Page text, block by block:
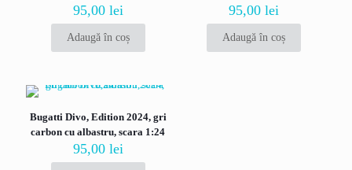
Evaluarea ta*
95,00 lei
Adaugă în coș
95,00lei
Adaugă în coș
Bugatti Divo, Edition 2024, gri
carbon cu albastru, scara 1:24
95,00 lei